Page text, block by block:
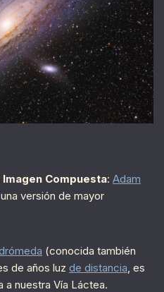
Compuesta: Adam
versión de mayor
(conocida también
de años luz de distancia, es
a nuestra Vía Láctea.